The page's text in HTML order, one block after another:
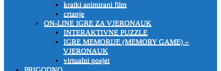
kratki animirani film
crtanje
ON-LINE IGRE ZA VJERONAUK
INTERAKTIVNE PUZZLE
IGRE MEMORIJE (MEMORY GAME) –
VJERONAUK
virtualni posjet